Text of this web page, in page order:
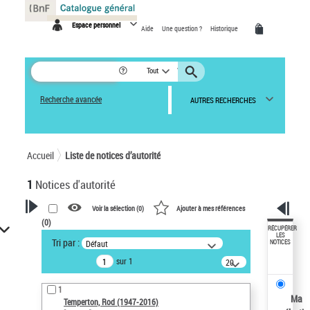
Espace personnel Aide Une question ? Historique
Tout
Recherche avancée AUTRES RECHERCHES
Accueil Liste de notices d’autorité
1 Notices d'autorité
VOTRE RECHERCHE
Recherche avancée dans les
notices d’autorité
Œuvres liées à l'auteur :
Temperton, Rod (1947-2016)
Voir la sélection (0) Ajouter à mes références
(0)
Tri par : Défaut
sur 1
20
résultats/page
1
Temperton, Rod (1947-2016)
RÉCUPÉRER
LES
NOTICES
Ma
Panneau de gestion des cookies